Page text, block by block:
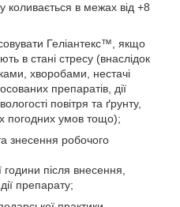
коливається в межах від +8
Геліантекс™, якщо
в стані стресу (внаслідок
хворобами, нестачі
препаратів, дії
повітря та ґрунту,
погодних умов тощо);
знесення робочого
після внесення,
препарату;